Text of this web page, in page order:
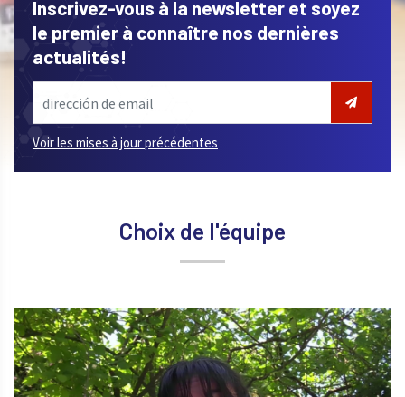
Inscrivez-vous à la newsletter et soyez
le premier à connaître nos dernières
actualités!
Voir les mises à jour précédentes
Choix de l'équipe